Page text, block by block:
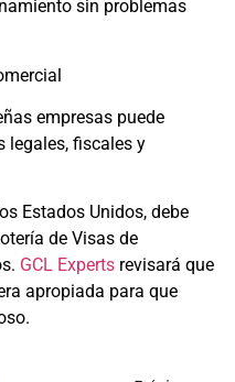
sin problemas
empresas puede
legales, fiscales y
Estados Unidos, debe
de Visas de
GCL Experts revisará que
apropiada para que